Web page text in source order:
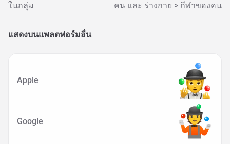
ในกลุ่ม คน และ ร่างกาย > กีฬาของคน
แสดงบนแพลตฟอร์มอื่น
Apple
Google